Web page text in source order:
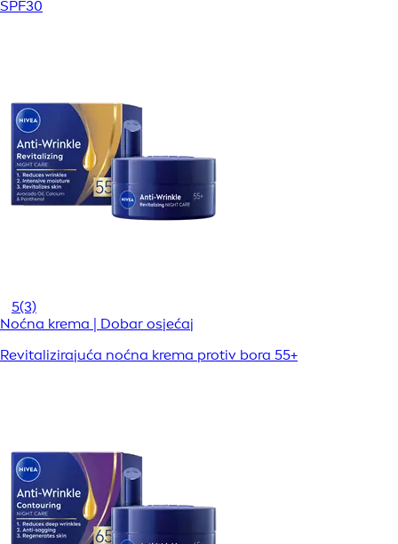
SPF30
5(3)
Noćna krema | Dobar osjećaj
Revitalizirajuća noćna krema protiv bora 55+